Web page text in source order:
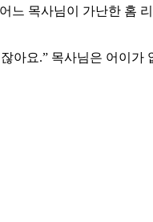
느 목사님이 가난한 홈
아요.” 목사님은 어이